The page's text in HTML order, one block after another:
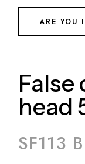
ARE YOU
False
head
SF113 B